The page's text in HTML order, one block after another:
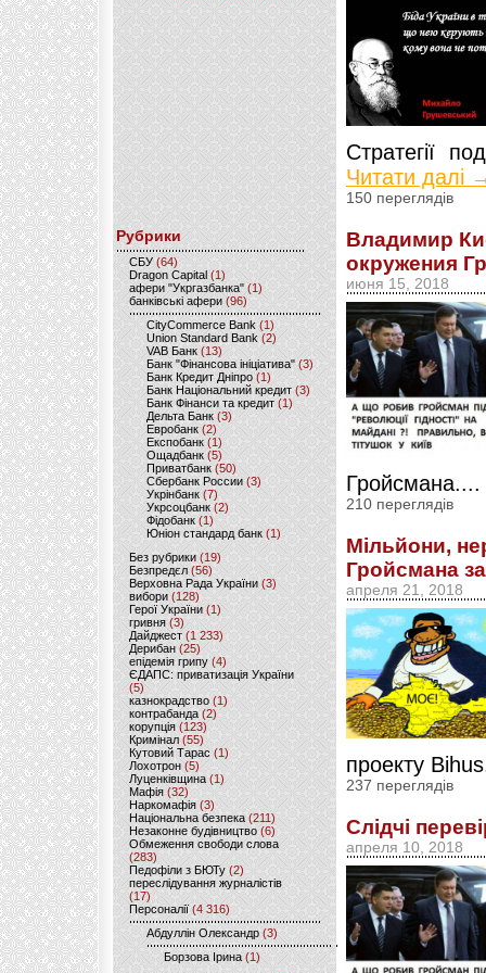
Рубрики
CБУ (64)
Dragon Capital (1)
афери "Укргазбанка" (1)
банківські афери (96)
CityCommerce Bank (1)
Union Standard Bank (2)
VAB Банк (13)
Банк "Фінансова ініціатива" (3)
Банк Кредит Дніпро (1)
Банк Національний кредит (3)
Банк Фінанси та кредит (1)
Дельта Банк (3)
Евробанк(2)
Експобанк (1)
Ощадбанк(5)
Приватбанк (50)
Сбербанк России (3)
Укрінбанк(7)
Укрсоцбанк (2)
Фідобанк (1)
Юніон стандард банк(1)
Без рубрики (19)
Безпредєл(56)
Верховна Рада України (3)
вибори(128)
Герої України(1)
гривня (3)
Дайджест (1 233)
Дерибан (25)
епідемія грипу (4)
ЄДАПС: приватизація України
(5)
казнокрадство (1)
контрабанда (2)
корупція (123)
Кримінал (55)
Кутовий Тарас (1)
Лохотрон(5)
Луценківщина (1)
Мафія (32)
Наркомафія (3)
Національна безпека (211)
Незаконне будівництво(6)
Обмеження свободи слова
(283)
Педофіли з БЮТу (2)
переслідування журналістів
(17)
Персоналії (4 316)
Абдуллін Олександр (3)
Борзова Ірина(1)
Стратегії
Читати далі
150 переглядів
Владимир
окружения
июня 15, 2018
Гройсмана....
210 переглядів
Мільйони,
Гройсмана
апреля 21, 2018
проекту
237 переглядів
Слідчі
апреля 10, 2018